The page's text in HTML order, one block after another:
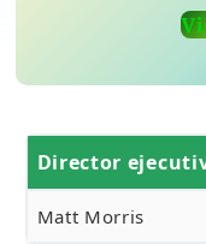
Buscar:
Director
Matt Morris